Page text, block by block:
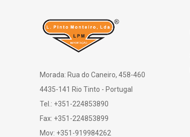
Morada: Rua do Caneiro, 458-460
4435-141 Rio Tinto - Portugal
Tel.: +351-224853890
Fax: +351-224853899
Mov: +351-919984262